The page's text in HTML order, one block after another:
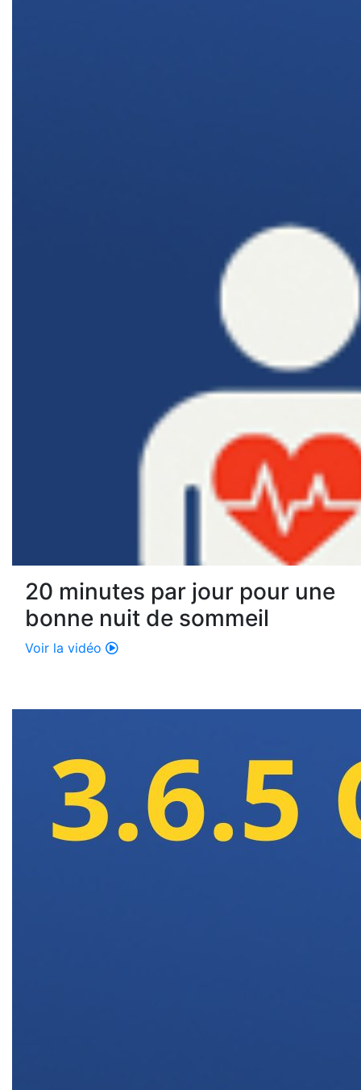
20 minutes par jour pour une
bonne nuit de sommeil
Voir la vidéo